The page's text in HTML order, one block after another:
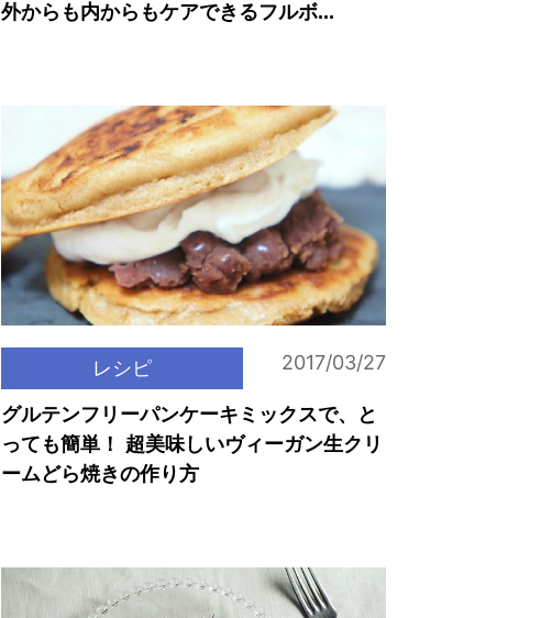
外からも内からもケアできるフルボ...
レシピ 2017/03/27
グルテンフリーパンケーキミックスで、と
っても簡単！ 超美味しいヴィーガン生クリ
ームどら焼きの作り方